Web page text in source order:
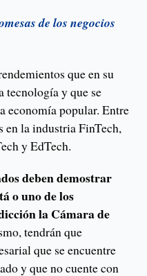
de los negocios
que en su
tecnología y que se
economía popular. Entre
en la industria FinTech,
y EdTech.
deben demostrar
o uno de los
la Cámara de
tendrán que
que se encuentre
y que no cuente con